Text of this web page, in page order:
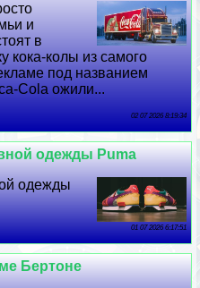
и
в
кока-колы из самого
под названием
Cola ожили...
02 07 2026 8:19:34
одежды Puma
одежды
01 07 2026 6:17:51
Бертоне